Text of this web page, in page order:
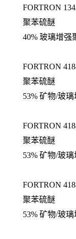
FORTRON
聚苯硫醚
40% 玻璃增强
FORTRON
聚苯硫醚
53% 矿物/玻
FORTRON
聚苯硫醚
53% 矿物/玻
FORTRON
聚苯硫醚
53% 矿物/玻